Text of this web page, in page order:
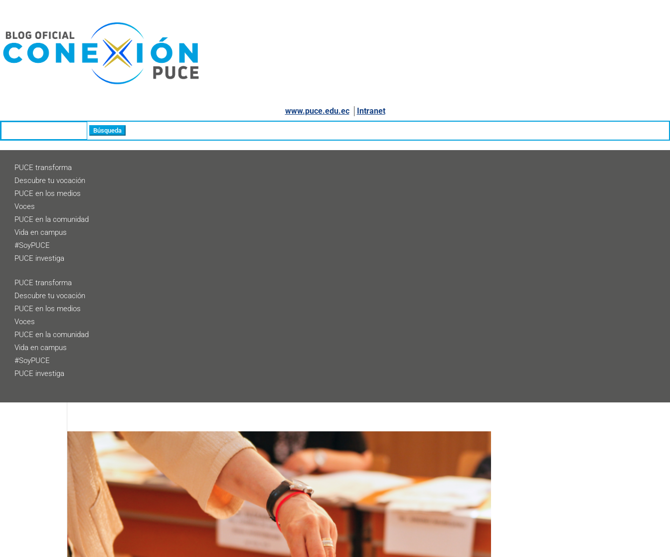
www.puce.edu.ec│ Intranet
PUCE transforma
Descubre tu vocación
PUCE en los medios
Voces
PUCE en la comunidad
Vida en campus
#SoyPUCE
PUCE investiga
PUCE transforma
Descubre tu vocación
PUCE en los medios
Voces
PUCE en la comunidad
Vida en campus
#SoyPUCE
PUCE investiga